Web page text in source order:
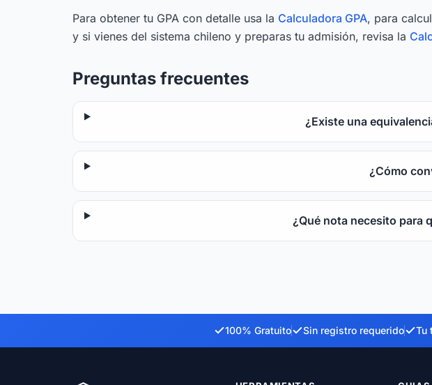
Para obtener tu GPA con detalle usa la Calculadora GPA, para
y si vienes del sistema chileno y preparas tu admisión, revisa la
Preguntas frecuentes
¿Existe una
¿Cómo
¿Qué nota necesito para
100% Gratuito Sin registro requerido Tu